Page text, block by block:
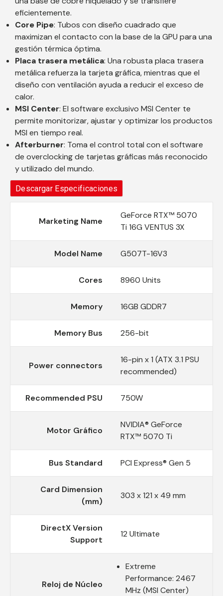
eficientemente.
Core Pipe: Tubos con diseño cuadrado que
maximizan el contacto con la base de la GPU para una
gestión térmica óptima.
Placa trasera metálica: Una robusta placa trasera
metálica refuerza la tarjeta gráfica, mientras que el
diseño con ventilación ayuda a reducir el exceso de
calor.
MSI Center: El software exclusivo MSI Center te
permite monitorizar, ajustar y optimizar los productos
MSI en tiempo real.
Afterburner: Toma el control total con el software
de overclocking de tarjetas gráficas más reconocido
y utilizado del mundo.
Descargar Especificaciones
Marketing Name
GeForce RTX™ 5070
Ti 16G VENTUS 3X
Model Name G507T-16V3
Cores 8960 Units
Memory 16GB GDDR7
Memory Bus 256-bit
Power connectors
16-pin x 1 (ATX 3.1 PSU
recommended)
Recommended PSU 750W
Motor Gráfico
NVIDIA® GeForce
RTX™ 5070 Ti
Bus Standard PCI Express® Gen 5
Card Dimension
(mm)
303 x 121 x 49 mm
DirectX Version
Support
12 Ultimate
Reloj de Núcleo
Extreme
Performance: 2467
MHz (MSI Center)